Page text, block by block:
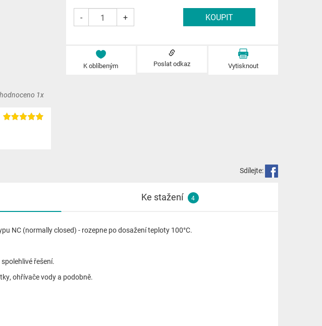
- +
K oblíbeným Poslat odkaz Vytisknout
hodnoceno 1x
Sdílejte:
Ke stažení 4
NC (normally closed) - rozepne po dosažení teploty 100°C.
řešení.
ohřívače vody a podobně.